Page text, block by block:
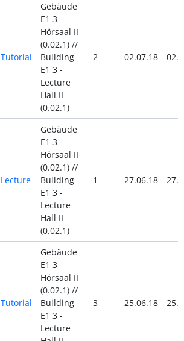
Tutorial
Gebäude
E1 3 -
Hörsaal II
(0.02.1) //
Building
E1 3 -
Lecture
Hall II
(0.02.1)
2 02.07.18
Lecture
Gebäude
E1 3 -
Hörsaal II
(0.02.1) //
Building
E1 3 -
Lecture
Hall II
(0.02.1)
1 27.06.18
Tutorial
Gebäude
E1 3 -
Hörsaal II
(0.02.1) //
Building
E1 3 -
Lecture
3 25.06.18